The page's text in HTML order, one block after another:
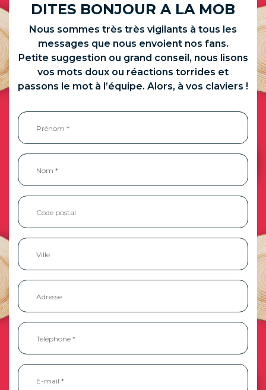
DITES BONJOUR A LA MOB
Nous sommes très très vigilants à tous les
messages que nous envoient nos fans.
Petite suggestion ou grand conseil, nous lisons
vos mots doux ou réactions torrides et
passons le mot à l’équipe. Alors, à vos claviers !